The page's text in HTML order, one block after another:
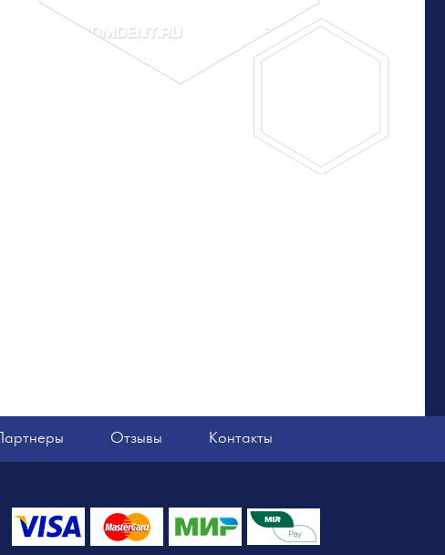
Партнеры Отзывы Контакты